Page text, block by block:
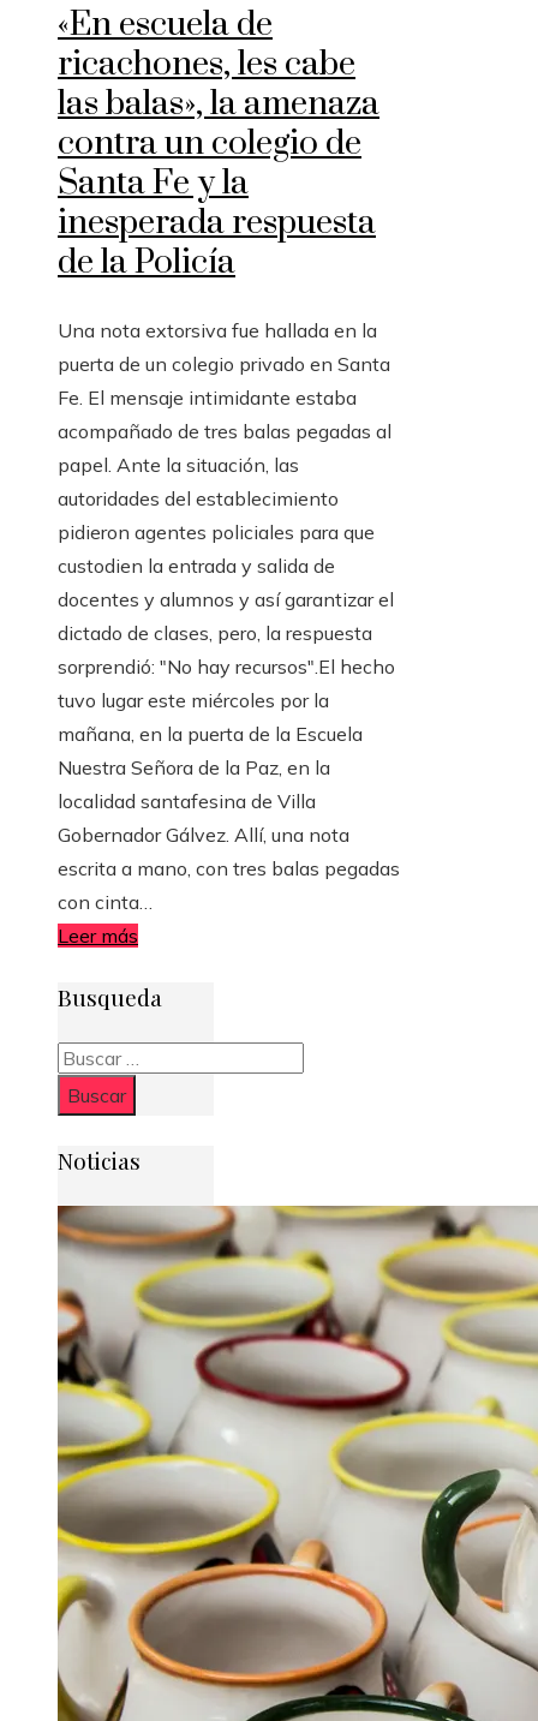
«En escuela de
ricachones, les cabe
las balas», la amenaza
contra un colegio de
Santa Fe y la
inesperada respuesta
de la Policía
Una nota extorsiva fue hallada en la
puerta de un colegio privado en Santa
Fe. El mensaje intimidante estaba
acompañado de tres balas pegadas al
papel. Ante la situación, las
autoridades del establecimiento
pidieron agentes policiales para que
custodien la entrada y salida de
docentes y alumnos y así garantizar el
dictado de clases, pero, la respuesta
sorprendió: "No hay recursos".El hecho
tuvo lugar este miércoles por la
mañana, en la puerta de la Escuela
Nuestra Señora de la Paz, en la
localidad santafesina de Villa
Gobernador Gálvez. Allí, una nota
escrita a mano, con tres balas pegadas
con cinta…
Leer más
Busqueda
Buscar:
Noticias